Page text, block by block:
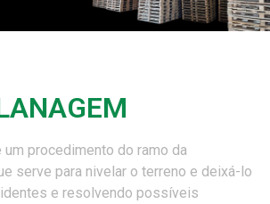
um procedimento do ramo da
serve para nivelar o terreno e deixá-lo
e resolvendo possíveis